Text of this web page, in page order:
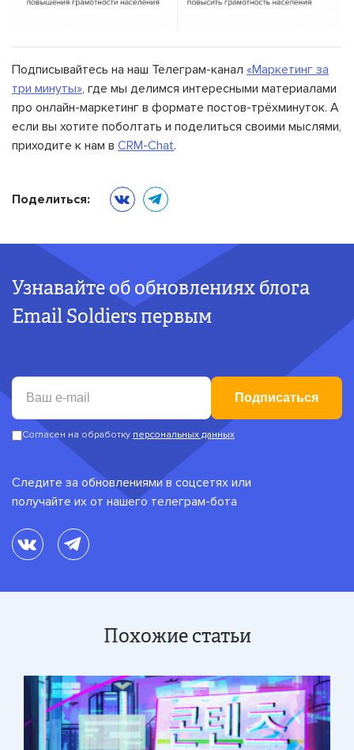
Подписывайтесь на наш Телеграм-канал «Маркетинг за
три минуты», где мы делимся интересными материалами
про онлайн-маркетинг в формате постов-трёхминуток. А
если вы хотите поболтать и поделиться своими мыслями,
приходите к нам в CRM-Chat.
Поделиться:
Узнавайте об обновлениях блога
Email Soldiers первым
Подписаться
Согласен на обработку персональных данных
Следите за обновлениями в соцсетях или
получайте их от нашего телеграм-бота
Похожие статьи